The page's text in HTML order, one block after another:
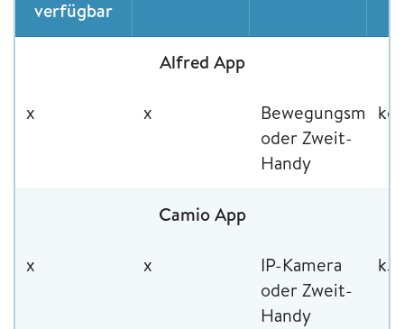
verfügbar
Alfred App
x x
oder Zweit-
Handy
Camio App
x x
IP-Kamera
oder Zweit-
Handy
k.